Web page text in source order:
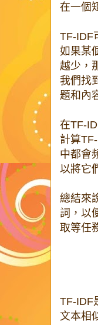
在一個
TF-IDF
如果某
越少，
我們找
題和內
在TF-
計算
中都會
以將它
總結來
詞，以
取等任
TF-IDF
文本相